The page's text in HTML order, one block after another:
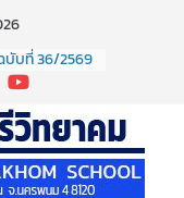
บที่ 37/2569
บที่ 36/2569
๒๕๖๙
๒๕๖๙
บับที่ 38/2569